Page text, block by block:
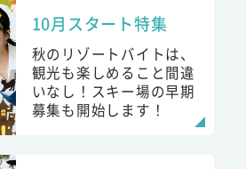
10月スタート特集
秋のリゾートバイトは、
観光も楽しめること間違
いなし！スキー場の早期
募集も開始します！